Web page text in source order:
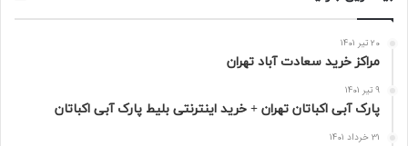
20 تیر 1401
مراکز خرید سعادت‌ آباد تهران
9 تیر 1401
پارک آبی اکباتان تهران + خرید اینترنتی بلیط پارک آبی اکباتان
31 خرداد 1401